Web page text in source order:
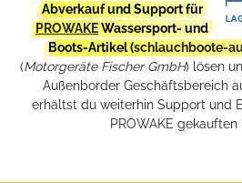
Abverkauf und Support für
PROWAKEWassersport- und
Boots-Artikel (schlauchboote-
(Motorgeräte Fischer GmbH) lösen
Außenborder Geschäftsbereich
erhältst du weiterhin Support und
PROWAKE gekauften